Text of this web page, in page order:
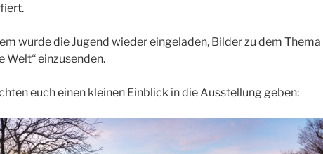
wurde die Jugend wieder eingeladen, Bilder zu dem Thema
Welt“ einzusenden.
euch einen kleinen Einblick in die Ausstellung geben: